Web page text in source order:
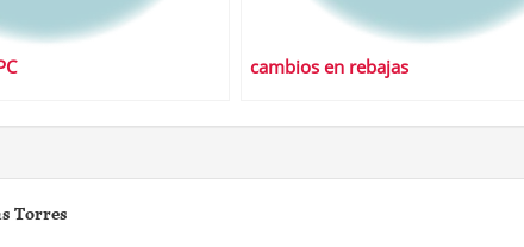
cambios en rebajas
Torres